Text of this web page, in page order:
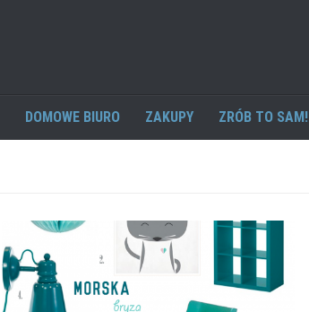
DOMOWE BIURO ZAKUPY ZRÓB TO SAM!